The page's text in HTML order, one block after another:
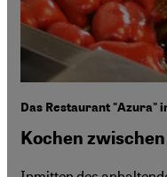
Das Restaurant "Azura"
Kochen